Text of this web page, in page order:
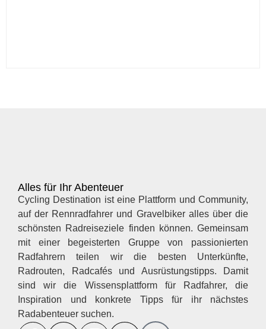
Alles für Ihr Abenteuer
Cycling Destination ist eine Plattform und Community,
auf der Rennradfahrer und Gravelbiker alles über die
schönsten Radreiseziele finden können. Gemeinsam
mit einer begeisterten Gruppe von passionierten
Radfahrern teilen wir die besten Unterkünfte,
Radrouten, Radcafés und Ausrüstungstipps. Damit
sind wir die Wissensplattform für Radfahrer, die
Inspiration und konkrete Tipps für ihr nächstes
Radabenteuer suchen.